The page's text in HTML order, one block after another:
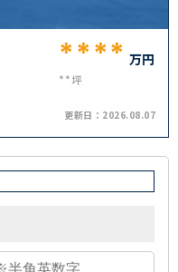
**** 万円
**坪
更新日： 2026.08.07